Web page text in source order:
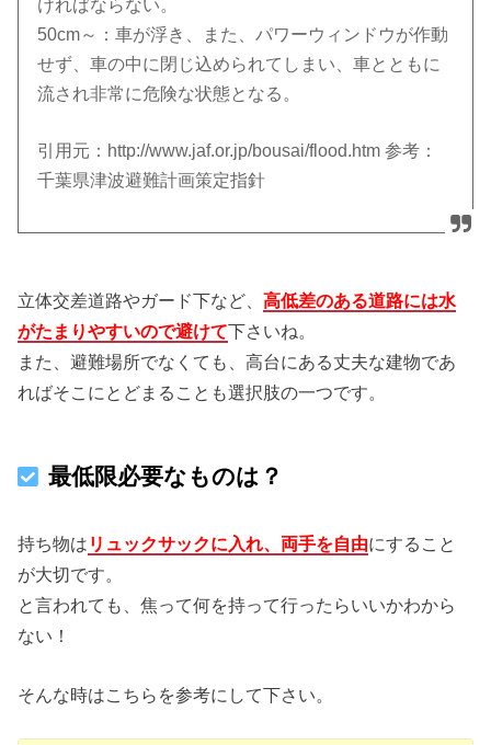
ければならない。
50cm～：車が浮き、また、パワーウィンドウが作動
せず、車の中に閉じ込められてしまい、車とともに
流され非常に危険な状態となる。
引用元：http://www.jaf.or.jp/bousai/flood.htm 参考：
千葉県津波避難計画策定指針
立体交差道路やガード下など、高低差のある道路には水
がたまりやすいので避けて下さいね。
また、避難場所でなくても、高台にある丈夫な建物であ
ればそこにとどまることも選択肢の一つです。
最低限必要なものは？
持ち物は リュックサックに入れ、両手を自由にすること
が大切です。
と言われても、焦って何を持って行ったらいいかわから
ない！
そんな時はこちらを参考にして下さい。